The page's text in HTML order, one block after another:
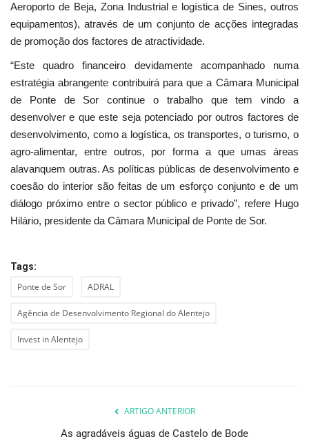
Aeroporto de Beja, Zona Industrial e logística de Sines, outros
equipamentos), através de um conjunto de acções integradas
de promoção dos factores de atractividade.
“Este quadro financeiro devidamente acompanhado numa
estratégia abrangente contribuirá para que a Câmara Municipal
de Ponte de Sor continue o trabalho que tem vindo a
desenvolver e que este seja potenciado por outros factores de
desenvolvimento, como a logística, os transportes, o turismo, o
agro-alimentar, entre outros, por forma a que umas áreas
alavanquem outras. As políticas públicas de desenvolvimento e
coesão do interior são feitas de um esforço conjunto e de um
diálogo próximo entre o sector público e privado”, refere Hugo
Hilário, presidente da Câmara Municipal de Ponte de Sor.
Tags:
Ponte de Sor ADRAL
Agência de Desenvolvimento Regional do Alentejo
Invest in Alentejo
ARTIGO ANTERIOR
As agradáveis águas de Castelo de Bode